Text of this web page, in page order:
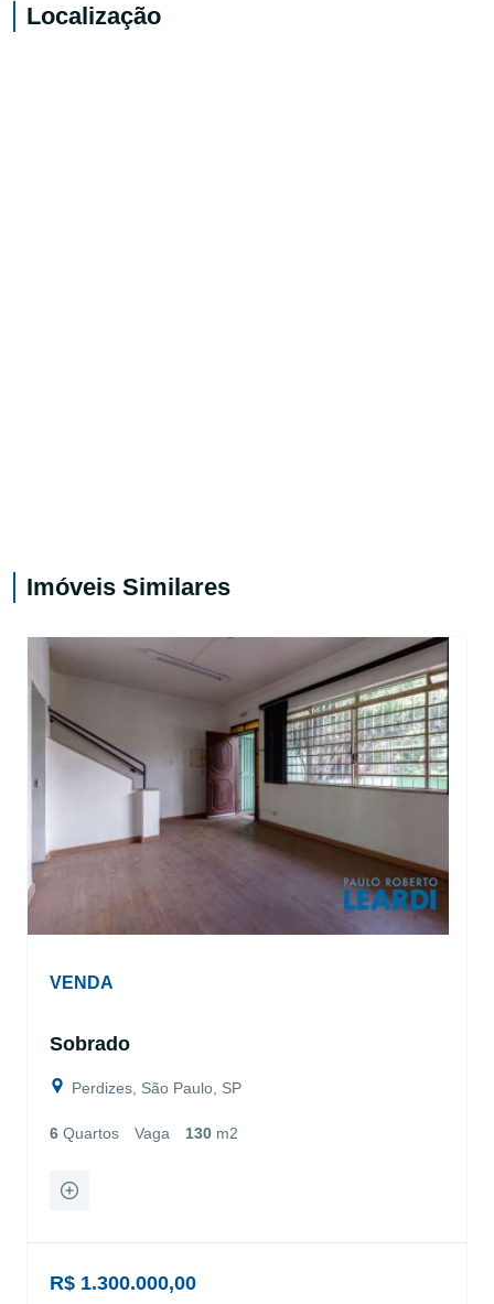
Localização
Imóveis Similares
VENDA
Sobrado
Perdizes, São Paulo, SP
6 Quartos Vaga 130 m2
R$ 1.300.000,00